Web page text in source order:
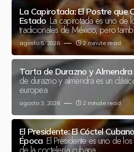
La Capirotada: El Postre que
Estado La capirotada es uno de
tradicionales de México, pero
agosto 5, 2026 2 minute read
Tarta de Durazno y Almendra
de durazno y almendra es un
europea
agosto 3, 2026 2 minute read
El Presidente: El Cóctel
Época El Presidente es uno de